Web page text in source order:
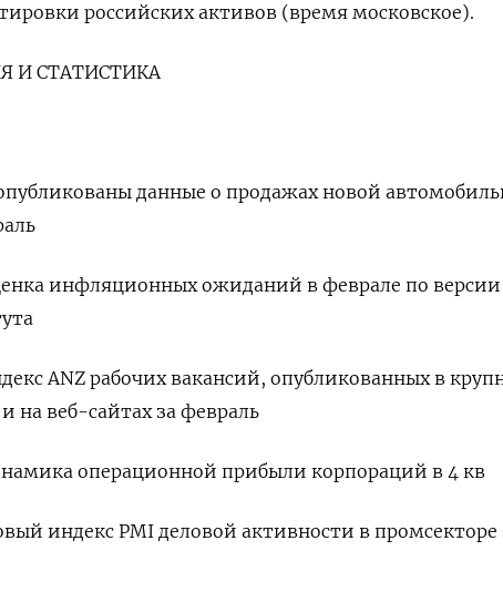
российских активов (время московское).
И СТАТИСТИКА
данные о продажах новой
инфляционных ожиданий в феврале по версии
ANZ рабочих вакансий, опубликованных в
на веб-сайтах за февраль
операционной прибыли корпораций в 4 кв
индекс PMI деловой активности в промсекторе